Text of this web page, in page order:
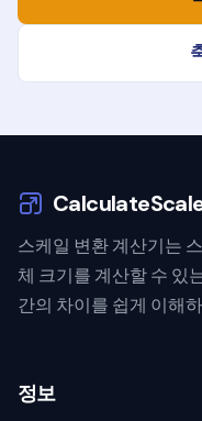
스케일 변환 계산기는
체 크기를 계산할 수 있
간의 차이를 쉽게 이해
정보